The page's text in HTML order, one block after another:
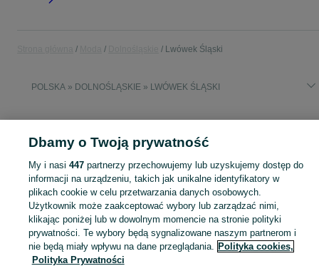
Lwówek Śląski
POLSKA » DOLNOŚLĄSKIE » LWÓWEK ŚLĄSKI
KATEGORIA
Moda Lwówek Śląski ▶️ Odzież, obuwie, torebki, akcesoria i biżuteria ✅ Nowe i używane w atrakcyjnych cenach ✌ Znajdź najlepsze ogłoszenia na OLX.pl!
Mapa kategorii
Mapa miejscowości
Dbamy o Twoją prywatność
My i nasi 447partnerzy przechowujemy lub uzyskujemy dostęp do
informacji na urządzeniu, takich jak unikalne identyfikatory w
plikach cookie w celu przetwarzania danych osobowych.
Użytkownik może zaakceptować wybory lub zarządzać nimi,
klikając poniżej lub w dowolnym momencie na stronie polityki
prywatności. Te wybory będą sygnalizowane naszym partnerom i
nie będą miały wpływu na dane przeglądania. Polityka cookies,
Polityka Prywatności